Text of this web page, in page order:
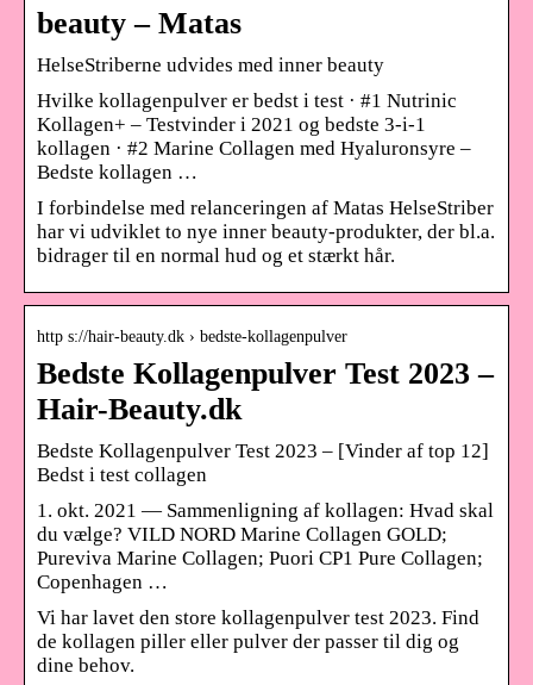
beauty – Matas
HelseStriberne udvides med inner beauty
Hvilke kollagenpulver er bedst i test · #1 Nutrinic
Kollagen+ – Testvinder i 2021 og bedste 3-i-1
kollagen · #2 Marine Collagen med Hyaluronsyre –
Bedste kollagen …
I forbindelse med relanceringen af Matas HelseStriber
har vi udviklet to nye inner beauty-produkter, der bl.a.
bidrager til en normal hud og et stærkt hår.
http s://hair-beauty.dk › bedste-kollagenpulver
Bedste Kollagenpulver Test 2023 –
Hair-Beauty.dk
Bedste Kollagenpulver Test 2023 – [Vinder af top 12]
Bedst i test collagen
1. okt. 2021 — Sammenligning af kollagen: Hvad skal
du vælge? VILD NORD Marine Collagen GOLD;
Pureviva Marine Collagen; Puori CP1 Pure Collagen;
Copenhagen …
Vi har lavet den store kollagenpulver test 2023. Find
de kollagen piller eller pulver der passer til dig og
dine behov.